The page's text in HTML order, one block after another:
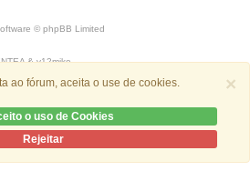
×
ao fórum, aceita o use de cookies.
o uso de Cookies
Rejeitar
© phpBB Limited
& v12mike